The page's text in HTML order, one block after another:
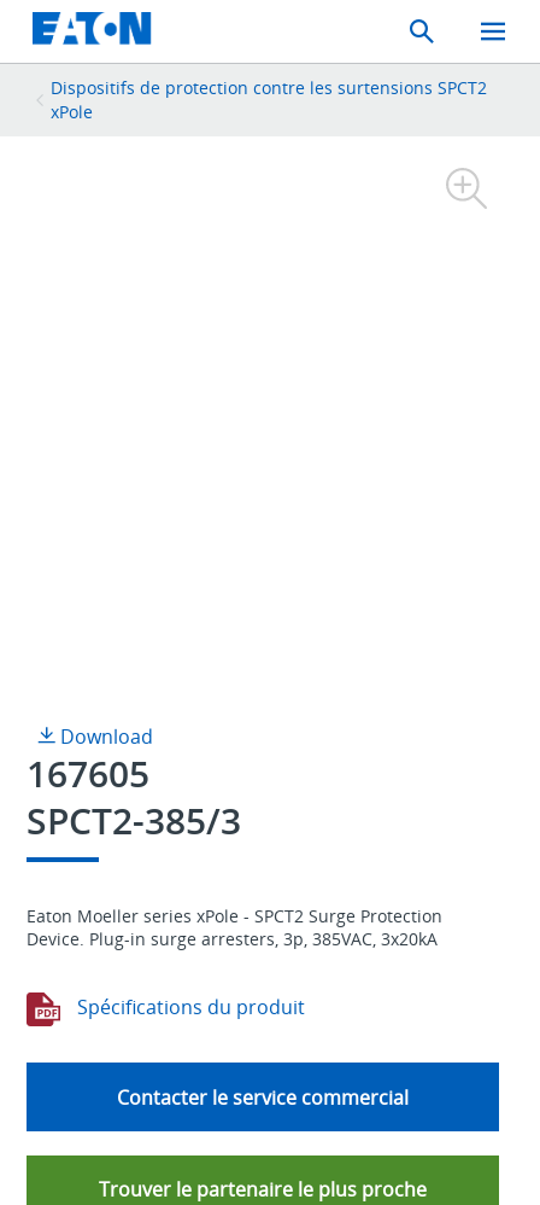
Search
Toggle
Mobile
Menu
Dispositifs de protection contre les surtensions SPCT2
xPole
Download
167605
SPCT2-385/3
Eaton Moeller series xPole - SPCT2 Surge Protection
Device. Plug-in surge arresters, 3p, 385VAC, 3x20kA
Spécifications du produit
Contacter le service commercial
Trouver le partenaire le plus proche